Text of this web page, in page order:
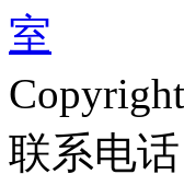
联系电话